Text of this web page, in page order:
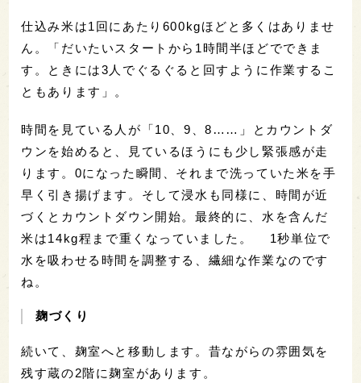
仕込み米は1回にあたり600kgほどと多くはありませ
ん。「だいたいスタートから1時間半ほどでできま
す。ときには3人でぐるぐると回すように作業するこ
ともあります」。
時間を見ている人が「10、9、8……」とカウントダ
ウンを始めると、見ているほうにも少し緊張感が走
ります。0になった瞬間、それまで洗っていた米を手
早く引き揚げます。そして浸水も同様に、時間が近
づくとカウントダウン開始。最終的に、水を含んだ
米は14kg程まで重くなっていました。 1秒単位で
水を吸わせる時間を調整する、繊細な作業なのです
ね。
麹づくり
続いて、麹室へと移動します。昔ながらの雰囲気を
残す蔵の2階に麹室があります。